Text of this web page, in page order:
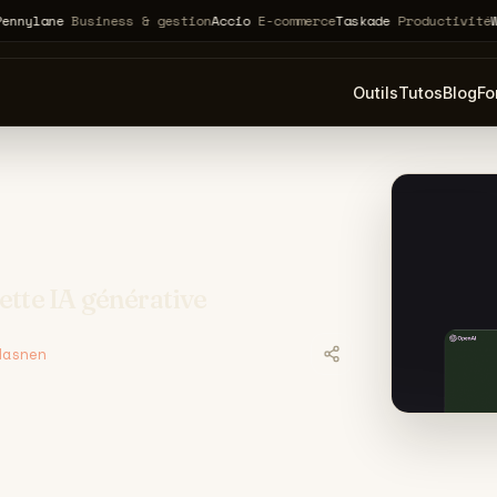
Business & gestion AccioE-commerceTaskadeProductivitéWebflow
OutilsTutosBlog